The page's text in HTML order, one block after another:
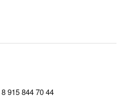
915 844 70 44